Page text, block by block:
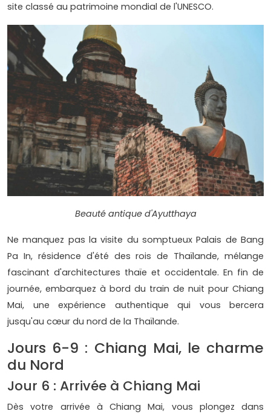
site classé au patrimoine mondial de l'UNESCO.
Beauté antique d'Ayutthaya
Ne manquez pas la visite du somptueux Palais de Bang
Pa In, résidence d'été des rois de Thaïlande, mélange
fascinant d'architectures thaïe et occidentale. En fin de
journée, embarquez à bord du train de nuit pour Chiang
Mai, une expérience authentique qui vous bercera
jusqu'au cœur du nord de la Thaïlande.
Jours 6-9 : Chiang Mai, le charme
du Nord
Jour 6 : Arrivée à Chiang Mai
Dès votre arrivée à Chiang Mai, vous plongez dans